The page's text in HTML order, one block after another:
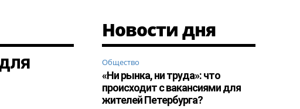
Новости дня
Общество
«Ни рынка, ни труда»: что
происходит с вакансиями для
жителей Петербурга?